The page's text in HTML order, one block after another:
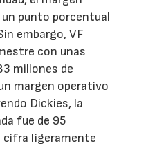
punto porcentual
embargo, VF
con unas
millones de
margen operativo
Dickies, la
fue de 95
cifra ligeramente